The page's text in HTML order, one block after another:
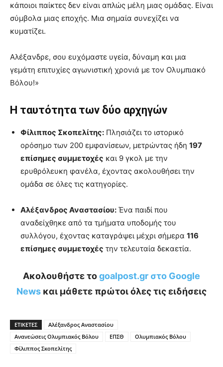
κάποιοι παίκτες δεν είναι απλώς μέλη μιας ομάδας. Είναι
σύμβολα μιας εποχής. Μια σημαία συνεχίζει να
κυματίζει.
Αλέξανδρε, σου ευχόμαστε υγεία, δύναμη και μια
γεμάτη επιτυχίες αγωνιστική χρονιά με τον Ολυμπιακό
Βόλου!»
Η ταυτότητα των δύο αρχηγών
Φίλιππος Σκοπελίτης: Πλησιάζει το ιστορικό
ορόσημο των 200 εμφανίσεων, μετρώντας ήδη 197
επίσημες συμμετοχές και 9 γκολ με την
ερυθρόλευκη φανέλα, έχοντας ακολουθήσει την
ομάδα σε όλες τις κατηγορίες.
Αλέξανδρος Αναστασίου: Ένα παιδί που
αναδείχθηκε από τα τμήματα υποδομής του
συλλόγου, έχοντας καταγράψει μέχρι σήμερα 116
επίσημες συμμετοχές την τελευταία δεκαετία.
Ακολουθήστε τοgoalpost.gr στο Google
News και μάθετε πρώτοι όλες τις ειδήσεις
ΕΤΙΚΕΤΕΣ
Αλέξανδρος Αναστασίου
Ανανεώσεις Ολυμπιακός Βόλου
ΕΠΣΘ
Ολυμπιακός Βόλου
Φίλιππος Σκοπελίτης